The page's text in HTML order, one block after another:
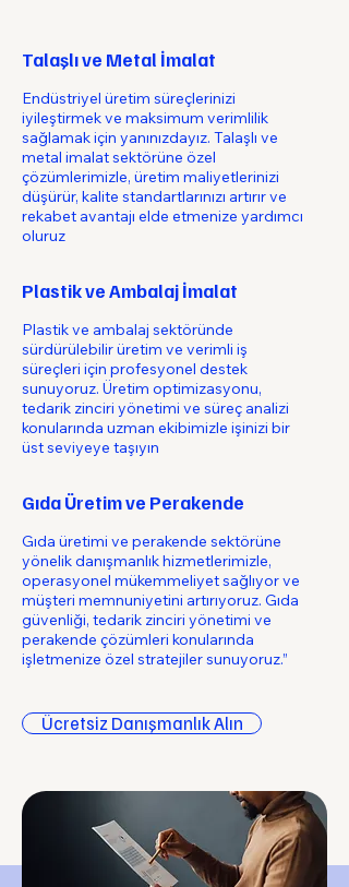
Talaşlı ve Metal İmalat
Endüstriyel üretim süreçlerinizi
iyileştirmek ve maksimum verimlilik
sağlamak için yanınızdayız. Talaşlı ve
metal imalat sektörüne özel
çözümlerimizle, üretim maliyetlerinizi
düşürür, kalite standartlarınızı artırır ve
rekabet avantajı elde etmenize yardımcı
oluruz
Plastik ve Ambalaj İmalat
Plastik ve ambalaj sektöründe
sürdürülebilir üretim ve verimli iş
süreçleri için profesyonel destek
sunuyoruz. Üretim optimizasyonu,
tedarik zinciri yönetimi ve süreç analizi
konularında uzman ekibimizle işinizi bir
üst seviyeye taşıyın
Gıda Üretim ve Perakende
Gıda üretimi ve perakende sektörüne
yönelik danışmanlık hizmetlerimizle,
operasyonel mükemmeliyet sağlıyor ve
müşteri memnuniyetini artırıyoruz. Gıda
güvenliği, tedarik zinciri yönetimi ve
perakende çözümleri konularında
işletmenize özel stratejiler sunuyoruz.”
Ücretsiz Danışmanlık Alın